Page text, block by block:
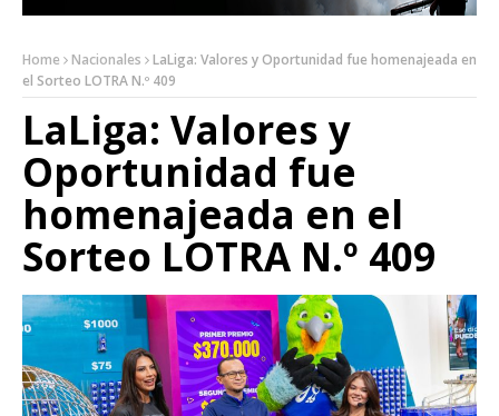
Home Nacionales
LaLiga: Valores y Oportunidad fue homenajeada en
el Sorteo LOTRA N.º 409
LaLiga: Valores y
Oportunidad fue
homenajeada en el
Sorteo LOTRA N.º 409